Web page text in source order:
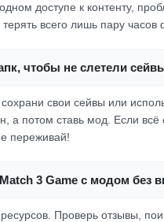
доступе к контенту,
всего лишь пару
чтобы не слетели
свои сейвы или
а потом ставь мод. Если
переживай!
3 Game с модом без
Проверь отзывы,